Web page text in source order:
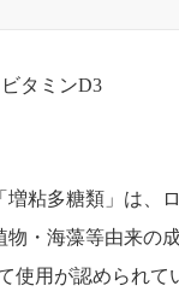
タミンD3
粘多糖類」は、
・海藻等由来の
用が認められて